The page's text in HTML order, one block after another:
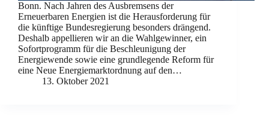
Bonn. Nach Jahren des Ausbremsens der
Erneuerbaren Energien ist die Herausforderung für
die künftige Bundesregierung besonders drängend.
Deshalb appellieren wir an die Wahlgewinner, ein
Sofortprogramm für die Beschleunigung der
Energiewende sowie eine grundlegende Reform für
eine Neue Energiemarktordnung auf den…
13. Oktober 2021